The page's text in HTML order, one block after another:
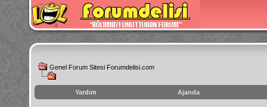
Genel Forum Sitesi Forumdelisi.com
Yardım Ajanda